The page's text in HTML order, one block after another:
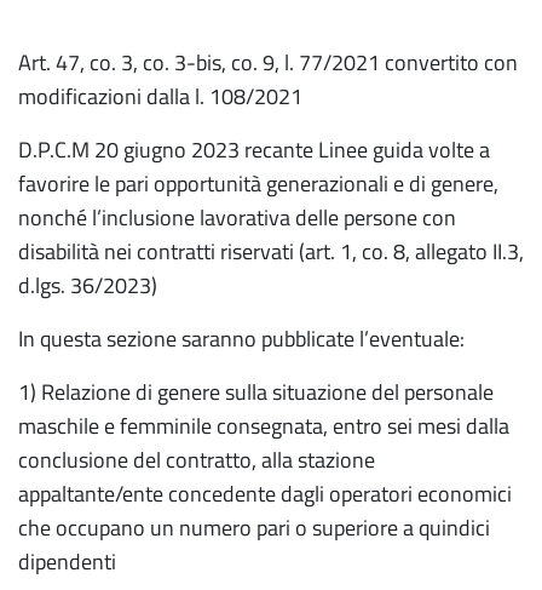
Art. 47, co. 3, co. 3-bis, co. 9, l. 77/2021 convertito con
modificazioni dalla l. 108/2021
D.P.C.M 20 giugno 2023 recante Linee guida volte a
favorire le pari opportunità generazionali e di genere,
nonché l’inclusione lavorativa delle persone con
disabilità nei contratti riservati (art. 1, co. 8, allegato II.3,
d.lgs. 36/2023)
In questa sezione saranno pubblicate l’eventuale:
1) Relazione di genere sulla situazione del personale
maschile e femminile consegnata, entro sei mesi dalla
conclusione del contratto, alla stazione
appaltante/ente concedente dagli operatori economici
che occupano un numero pari o superiore a quindici
dipendenti